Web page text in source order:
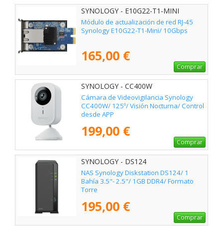
SYNOLOGY - E10G22-T1-MINI
Módulo de actualización de red RJ-45
Synology E10G22-T1-Mini/ 10Gbps
165,00 €
Comprar
SYNOLOGY - CC400W
Cámara de Videovigilancia Synology
CC400W/ 125º/ Visión Nocturna/ Control
desde APP
199,00 €
Comprar
SYNOLOGY - DS124
NAS Synology Diskstation DS124/ 1
Bahía 3.5"- 2.5"/ 1GB DDR4/ Formato
Torre
195,00 €
Comprar